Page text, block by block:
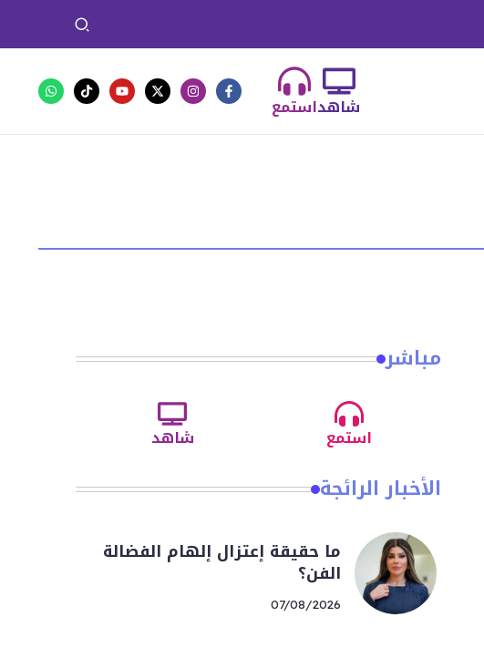
استمعشاهد
مباشر
استمع شاهد
الأخبار الرائجة
ما حقيقة إعتزال إلهام الفضالة
الفن؟
07/08/2026